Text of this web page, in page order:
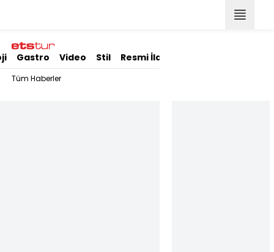
Gastro Video Stil Resmi İlanlar
Tüm Haberler